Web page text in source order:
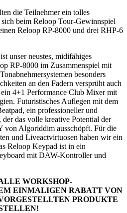
die Teilnehmer ein tolles
beim Reloop Tour-Gewinnspiel
Reloop RP-8000 und drei RHP-6
unser neustes, midifähiges
RP-8000 im Zusammenspiel mit
besonders
an den Fadern versprüht auch
4+1 Performance Club Mixer mit
Futuristisches Auflegen mit dem
ein professioneller und
das volle kreative Potential der
von Algoriddim ausschöpft. Für die
und Liveactvirtuosen haben wir ein
Reloop Keypad ist in ein
mit DAW-Kontroller und
WORKSHOP-
EINMALIGEN RABATT VON
PRODUKTE